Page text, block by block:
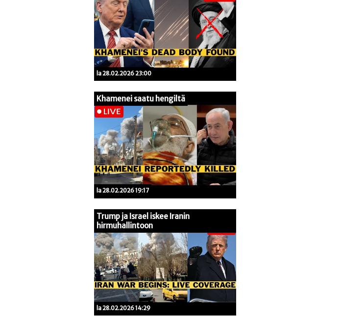
la 28.02.2026 23:00
Khamenei saatu hengiltä
la 28.02.2026 19:17
Trump ja Israel iskee Iranin
hirmuhallintoon
la 28.02.2026 14:29